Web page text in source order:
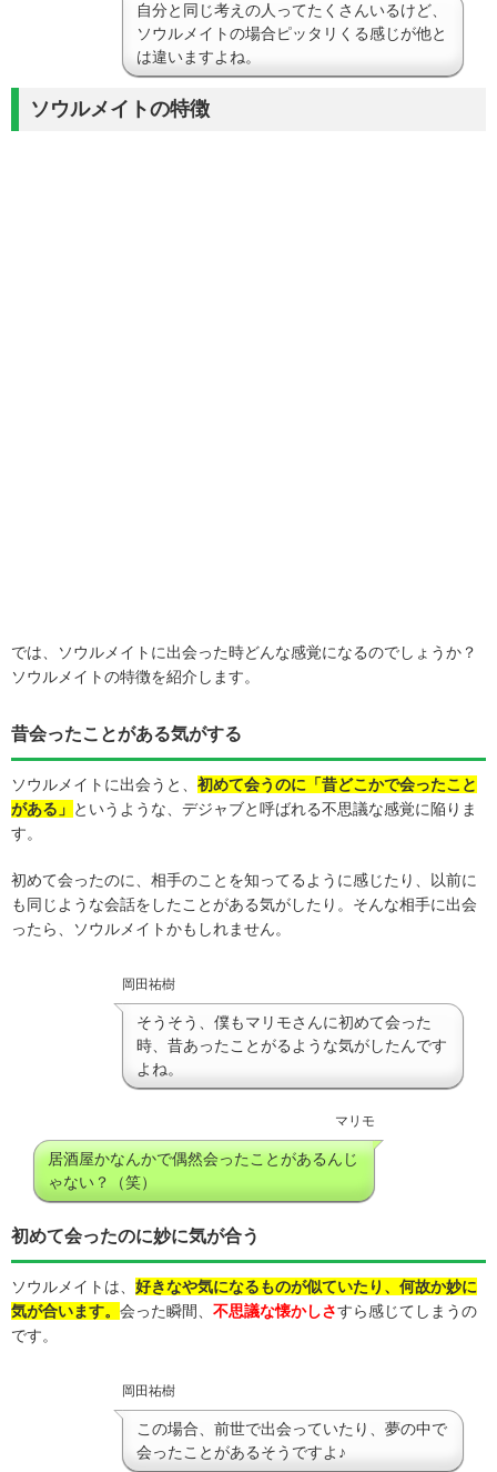
自分と同じ考えの人ってたくさんいるけど、
ソウルメイトの場合ピッタリくる感じが他と
は違いますよね。
ソウルメイトの特徴
では、ソウルメイトに出会った時どんな感覚になるのでしょうか？
ソウルメイトの特徴を紹介します。
昔会ったことがある気がする
ソウルメイトに出会うと、 初めて会うのに「昔どこかで会ったこと
がある」 というような、デジャブと呼ばれる不思議な感覚に陥りま
す。
初めて会ったのに、相手のことを知ってるように感じたり、以前に
も同じような会話をしたことがある気がしたり。そんな相手に出会
ったら、ソウルメイトかもしれません。
岡田祐樹
そうそう、僕もマリモさんに初めて会った
時、昔あったことがるような気がしたんです
よね。
マリモ
居酒屋かなんかで偶然会ったことがあるんじ
ゃない？（笑）
初めて会ったのに妙に気が合う
ソウルメイトは、 好きなや気になるものが似ていたり、何故か妙に
気が合います。 会った瞬間、 不思議な懐かしさすら感じてしまうの
です。
岡田祐樹
この場合、前世で出会っていたり、夢の中で
会ったことがあるそうですよ♪